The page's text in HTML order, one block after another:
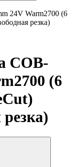
24V Warm2700 (6
резка)
COB-
(6